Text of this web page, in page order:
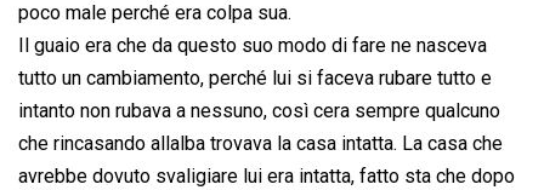
poco male perché era colpa sua.
Il guaio era che da questo suo modo di fare ne nasceva
tutto un cambiamento, perché lui si faceva rubare tutto e
intanto non rubava a nessuno, così cera sempre qualcuno
che rincasando allalba trovava la casa intatta. La casa che
avrebbe dovuto svaligiare lui era intatta, fatto sta che dopo